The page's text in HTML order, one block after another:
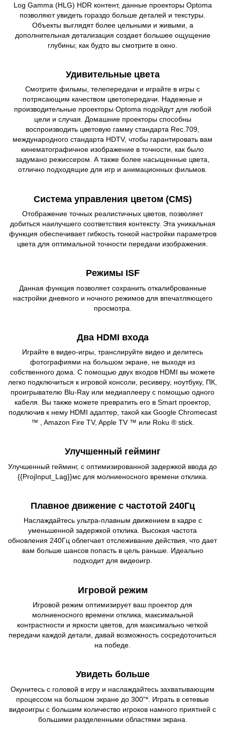
Log Gamma (HLG) HDR контент, данные проекторы Optoma
позволяют увидеть гораздо больше деталей и текстуры.
Объекты выглядят более цельными и живыми, а
дополнительная детализация создает большее ощущение
глубины; как будто вы смотрите в окно.
Удивительные цвета
Смотрите фильмы, телепередачи и играйте в игры с
потрясающим качеством цветопередачи. Надежные и
производительные проекторы Optoma подойдут для любой
цели и случая. Домашние проекторы способны
воспроизводить цветовую гамму стандарта Rec.709,
международного стандарта HDTV, чтобы гарантировать вам
кинематографичное изображение в точности, как было
задумано режиссером. А также более насыщенные цвета,
отлично подходящие для игр и анимационных фильмов.
Система управления цветом (CMS)
Отображение точных реалистичных цветов, позволяет
добиться наилучшего соответствия контексту. Эта уникальная
функция обеспечивает гибкость тонкой настройки параметров
цвета для оптимальной точности передачи изображения.
Режимы ISF
Данная функция позволяет сохранить откалиброванные
настройки дневного и ночного режимов для впечатляющего
просмотра.
Два HDMI входа
Играйте в видео-игры, транслируйте видео и делитесь
фотографиями на большом экране, не выходя из
собственного дома. С помощью двух входов HDMI вы можете
легко подключиться к игровой консоли, ресиверу, ноутбуку, ПК,
проигрывателю Blu-Ray или медиаплееру с помощью одного
кабеля. Вы также можете превратить его в Smart проектор,
подключив к нему HDMI адаптер, такой как Google Chromecast
™ , Amazon Fire TV, Apple TV ™ или Roku ® stick.
Улучшенный гейминг
Улучшенный гейминг, с оптимизированной задержкой ввода до
{{ProjInput_Lag}}мс для молниеносного времени отклика.
Плавное движение с частотой 240Гц
Наслаждайтесь ультра-плавным движением в кадре с
уменьшенной задержкой отклика. Высокая частота
обновления 240Гц облегчает отслеживание действия, что дает
вам больше шансов попасть в цель раньше. Идеально
подходит для видеоигр.
Игровой режим
Игровой режим оптимизирует ваш проектор для
молниеносного времени отклика, максимальной
контрастности и яркости цветов, для максимально четкой
передачи каждой детали, давай возможность сосредоточиться
на победе.
Увидеть больше
Окунитесь с головой в игру и наслаждайтесь захватывающим
процессом на большом экране до 300"*. Играть в сетевые
видеоигры с большим количество игроков намного приятней с
большими разделенными областями экрана.